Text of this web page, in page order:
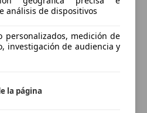
análisis de dispositivos
personalizados, medición de
investigación de audiencia y
la página